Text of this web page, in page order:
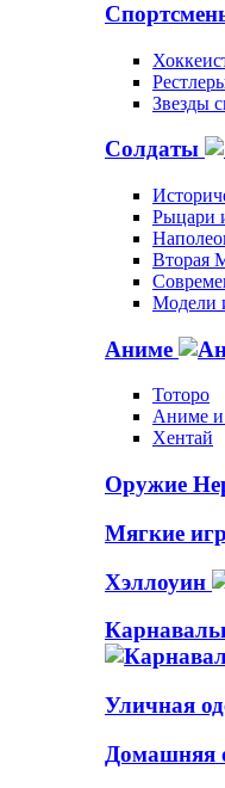
Звезды
Солдаты
Рыцари
Вторая
Модели
Аниме
Тоторо
Аниме
Хентай
Оружие
Мягкие
Хэллоуин
Уличная
Домашняя